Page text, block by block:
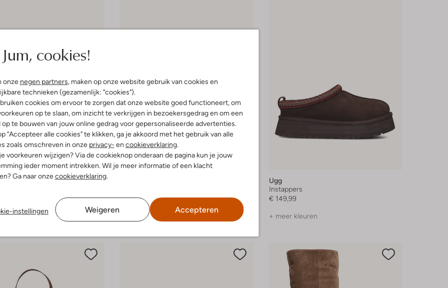
Jum, cookies!
onze negen partners, maken op onze website gebruik van cookies en
technieken (gezamenlijk: "cookies").
cookies om ervoor te zorgen dat onze website goed functioneert, om
op te slaan, om inzicht te verkrijgen in bezoekersgedrag en om een
op te bouwen van jouw online gedrag voor gepersonaliseerde advertenties.
"Accepteer alle cookies" te klikken, ga je akkoord met het gebruik van alle
zoals omschreven in onze privacy- en cookieverklaring.
voorkeuren wijzigen? Via de cookieknop onderaan de pagina kun je jouw
ieder moment intrekken. Wil je meer informatie of een klacht
Ga naar onzecookieverklaring.
instellingen Weigeren Accepteren
-30%
€ 149,99
€ 104,99
+ meer kleuren
Ugg
Instappers
€ 149,99
+ meer kleuren